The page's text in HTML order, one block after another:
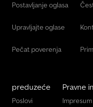
Postavljanje oglasa
Upravljajte oglase
Pečat poverenja
preduzeće
Poslovi
Pravne
Impresum